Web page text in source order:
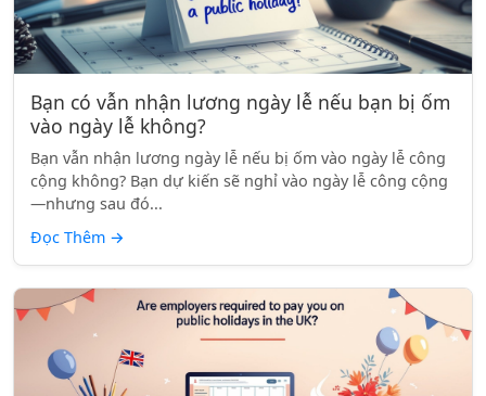
Bạn có vẫn nhận lương ngày lễ nếu bạn bị ốm
vào ngày lễ không?
Bạn vẫn nhận lương ngày lễ nếu bị ốm vào ngày lễ công
cộng không? Bạn dự kiến sẽ nghỉ vào ngày lễ công cộng
—nhưng sau đó...
Đọc Thêm →